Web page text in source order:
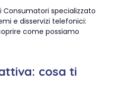
Consumatori specializzato
e disservizi telefonici:
come possiamo
cosa ti